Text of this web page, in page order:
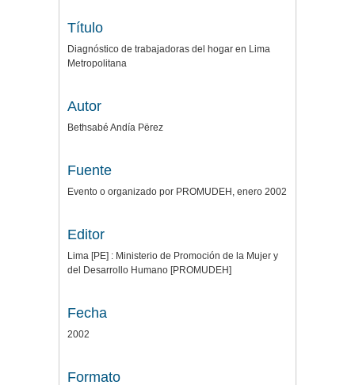
Título
Diagnóstico de trabajadoras del hogar en Lima
Metropolitana
Autor
Bethsabé Andía Përez
Fuente
Evento o organizado por PROMUDEH, enero 2002
Editor
Lima [PE] : Ministerio de Promoción de la Mujer y
del Desarrollo Humano [PROMUDEH]
Fecha
2002
Formato